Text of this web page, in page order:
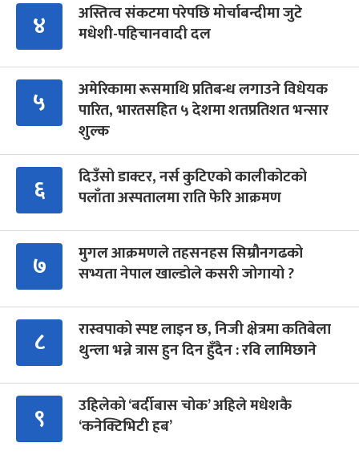
४
अस्तित्व संकटमा परेपछि मोर्चाबन्दीमा जुटे
मधेशी-पहिचानवादी दल
५
अमेरिकामा रूसमाथि प्रतिबन्ध लगाउने विधेयक
पारित, भारतसहित ५ देशमा शतप्रतिशत भन्सार
शुल्क
६
दिउँसो डाक्टर, नर्स कुटिएको कालीकोटको
पलाँता अस्पतालमा राति फेरि आक्रमण
७
मुगल आक्रमणले तहसनहस सिम्रौनगढको
सभ्यता नेपाल खाल्डोले कसरी जोगायो ?
८
रास्वपाको स्पष्ट लाइन छ, निजी क्षेत्रमा कतिबेला
थुन्ला भन्ने त्रास हुन दिन हुँदैन : रवि लामिछाने
९
उहिलेको ‘बर्दीबास चोक’ अहिले मधेशकै
‘कनेक्टिभिटी हब’